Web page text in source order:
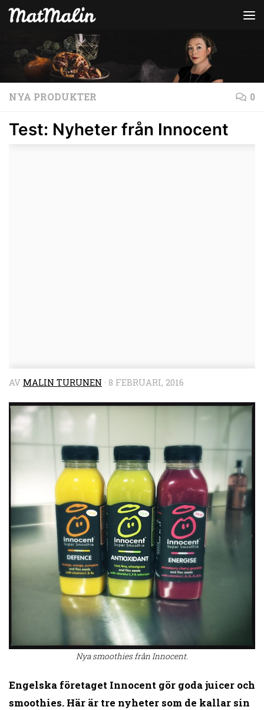
Hoppa till innehåll
NYA PRODUKTER 0
Test: Nyheter från Innocent
AV MALIN TURUNEN · 8 FEBRUARI, 2016
Nya smoothies från Innocent.
Engelska företaget Innocent gör goda juicer och
smoothies. Här är tre nyheter som de kallar sin